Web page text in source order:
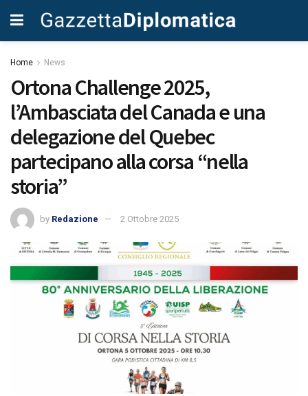
Home News
Ortona Challenge 2025,
l’Ambasciata del Canada e una
delegazione del Quebec
partecipano alla corsa “nella
storia”
by Redazione 2 Ottobre 2025